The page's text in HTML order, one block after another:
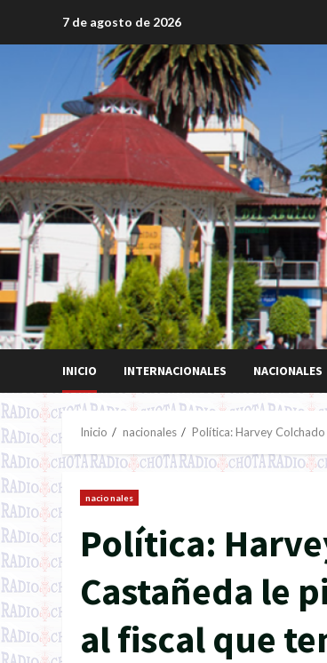
7 de agosto de 2026
INICIO INTERNACIONALES NACIONALES
Inicio nacionales Política: Harvey
nacionales
Política:
Castañeda le
al fiscal que